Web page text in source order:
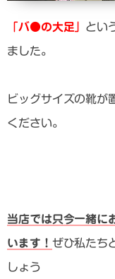
「バ●の大足」 とい
ました。
ビッグサイズの靴が
ください。
当店では只今一緒に
います！ ぜひ私たち
しょう